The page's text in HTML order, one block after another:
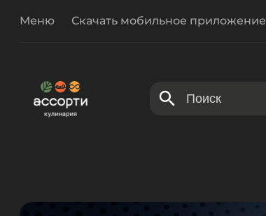
Меню Скачать мобильное приложение